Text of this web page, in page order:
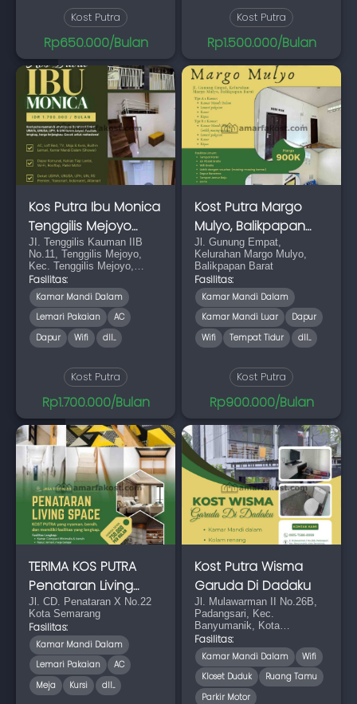
Kost Putra
Rp650.000/Bulan
Kost Putra
Rp1.500.000/Bulan
Kos Putra Ibu Monica
Tenggilis Mejoyo
Surabaya
JI. Tenggilis Kauman IIB
No.11, Tenggilis Mejoyo,
Kec. Tenggilis Mejoyo,
Surabaya, Jawa Timur
60292
Fasilitas:
Kamar Mandi Dalam
Lemari Pakaian
AC
Dapur
Wifi dll...
Kost Putra
Rp1.700.000/Bulan
Kost Putra Margo
Mulyo, Balikpapan
Barat
Jl. Gunung Empat,
Kelurahan Margo Mulyo,
Balikpapan Barat
Fasilitas:
Kamar Mandi Dalam
Kamar Mandi Luar
Dapur
Wifi
Tempat Tidur dll...
Kost Putra
Rp900.000/Bulan
TERIMA KOS PUTRA
Penataran Living
Space
Jl. CD. Penataran X No.22
Kota Semarang
Fasilitas:
Kamar Mandi Dalam
Lemari Pakaian
AC
Meja
Kursi dll...
Kost Putra Wisma
Garuda Di Dadaku
Jl. Mulawarman II No.26B,
Padangsari, Kec.
Banyumanik, Kota
Semarang, Jawa Tengah
50267
Fasilitas:
Kamar Mandi Dalam
Wifi
Kloset Duduk
Ruang Tamu
Parkir Motor